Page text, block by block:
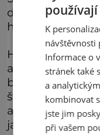
drážka mezi
hloubku.
Hladkosti při
archeologů
brusné pasty
štěrku. Na
archeologů
jakýmsi
K
návštěvnosti
Informace o
stránek také
a
kombinovat
jste jim
při vašem